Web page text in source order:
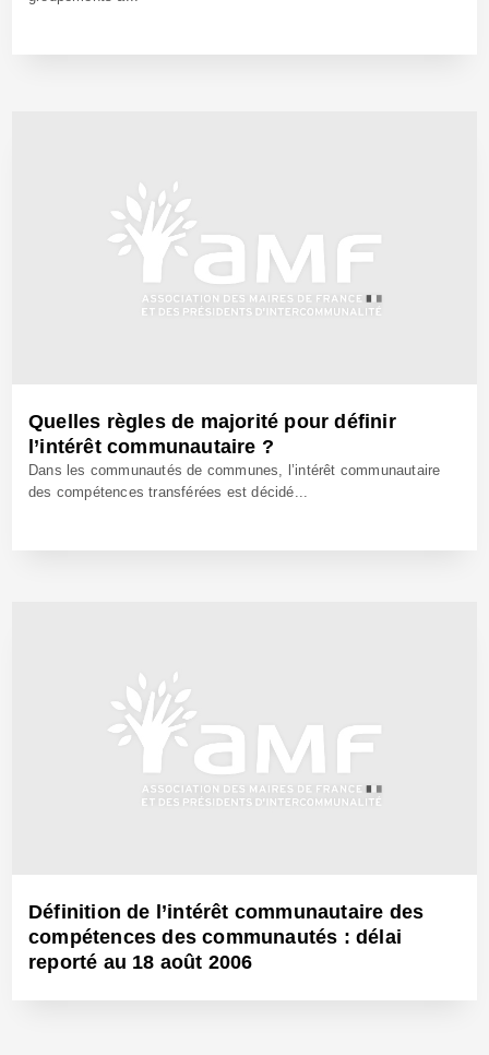
Quelles règles de majorité pour définir
l’intérêt communautaire ?
Dans les communautés de communes, l’intérêt communautaire
des compétences transférées est décidé...
Définition de l’intérêt communautaire des
compétences des communautés : délai
reporté au 18 août 2006